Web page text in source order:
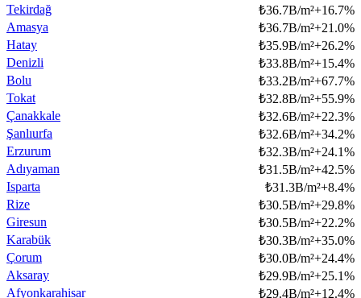
Tekirdağ
₺36.7B/m²+16.7%
Amasya
₺36.7B/m²+21.0%
Hatay
₺35.9B/m²+26.2%
Denizli
₺33.8B/m²+15.4%
Bolu
₺33.2B/m²+67.7%
Tokat
₺32.8B/m²+55.9%
Çanakkale
₺32.6B/m²+22.3%
Şanlıurfa
₺32.6B/m²+34.2%
Erzurum
₺32.3B/m²+24.1%
Adıyaman
₺31.5B/m²+42.5%
Isparta
₺31.3B/m²+8.4%
Rize
₺30.5B/m²+29.8%
Giresun
₺30.5B/m²+22.2%
Karabük
₺30.3B/m²+35.0%
Çorum
₺30.0B/m²+24.4%
Aksaray
₺29.9B/m²+25.1%
Afyonkarahisar
₺29.4B/m²+12.4%